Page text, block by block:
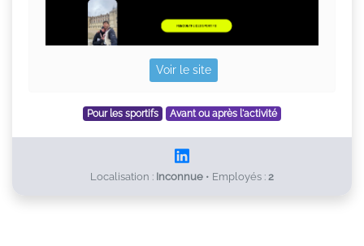
Voir le site
Pour les sportifs Avant ou après l'activité
Localisation : Inconnue • Employés : 2